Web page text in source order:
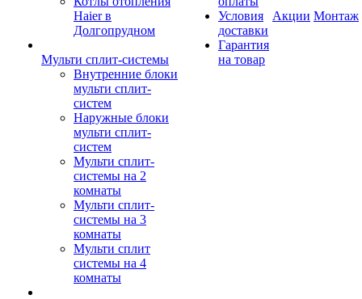
Haier в
Долгопрудном
Мульти сплит-системы
Внутренние блоки
мульти сплит-
систем
Наружные блоки
мульти сплит-
систем
Мульти сплит-
системы на 2
комнаты
Мульти сплит-
системы на 3
комнаты
Мульти сплит
системы на 4
комнаты
Условия
доставки
Гарантия
на товар
Акции Монтаж